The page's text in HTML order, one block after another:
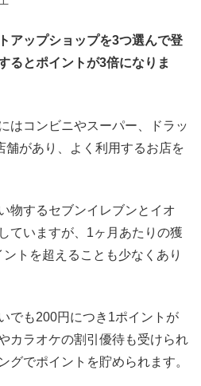
アップショップを3つ選んで登
るとポイントが3倍になりま
はコンビニやスーパー、ドラッ
舗があり、よく利用するお店を
物するセブンイレブンとイオ
ていますが、1ヶ月あたりの獲
トを超えることも少なくあり
でも200円につき1ポイントが
カラオケの割引優待も受けられ
グでポイントを貯められます。